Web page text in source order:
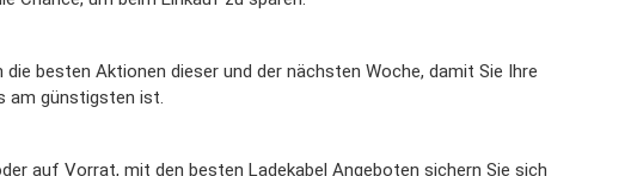
besten Aktionen dieser und der nächsten Woche, damit Sie Ihre
am günstigsten ist.
auf Vorrat, mit den besten Ladekabel Angeboten sichern Sie sich